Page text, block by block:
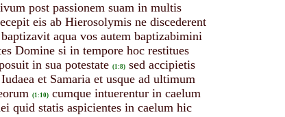
post passionem suam in multis
eis ab Hierosolymis ne discederent
aqua vos autem baptizabimini
Domine si in tempore hoc restitues
in sua potestate (1:8) sed accipietis
et Samaria et usque ad ultimum
(1:10) cumque intuerentur in caelum
quid statis aspicientes in caelum hic